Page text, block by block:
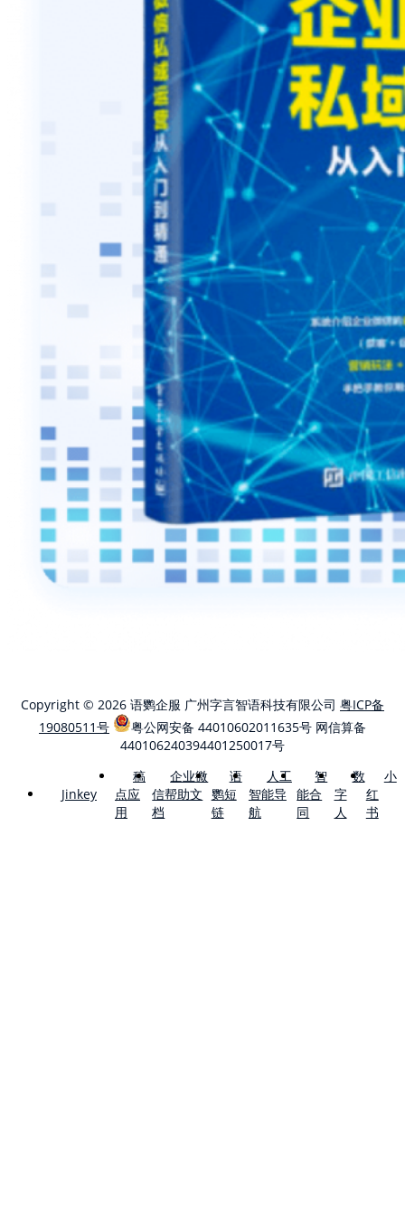
Copyright © 2026 语鹦企服 广州字言智语科技有限公司 粤ICP备
19080511号
粤公网安备 44010602011635号 网信算备
440106240394401250017号
Jinkey
稿
点应
用
企业微
信帮助文
档
语
鹦短
链
人工
智能导
航
智
能合
同
数
字
人
小
红
书